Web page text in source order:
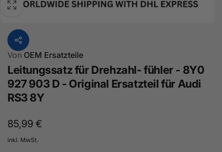
Von OEM Ersatzteile
Leitungssatz für Drehzahl- fühler - 8Y0
927 903 D - Original Ersatzteil für Audi
RS3 8Y
Normaler
Preis
85,99 €
inkl. MwSt.